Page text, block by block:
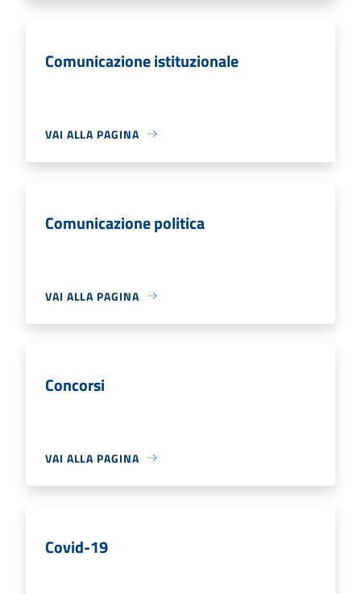
Comunicazione istituzionale
VAI ALLA PAGINA
Comunicazione politica
VAI ALLA PAGINA
Concorsi
VAI ALLA PAGINA
Covid-19